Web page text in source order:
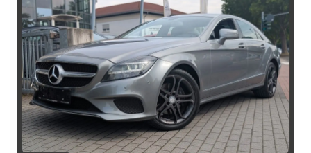
Erstzulassung
-
Kraftstoffart
-
Kilometerstand in km
-